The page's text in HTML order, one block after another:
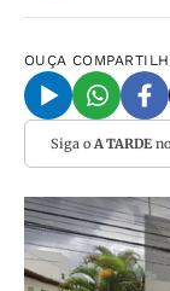
OUÇA
Siga o A TARDEno